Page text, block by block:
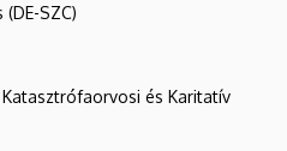
SZC)
és Karitatív